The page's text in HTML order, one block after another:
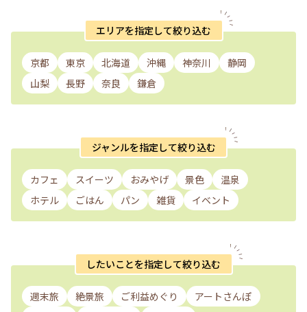
エリアを指定して絞り込む
京都 東京 北海道 沖縄 神奈川
静岡
山梨
長野 奈良 鎌倉
ジャンルを指定して絞り込む
カフェ スイーツ おみやげ 景色
温泉
ホテル
ごはん パン 雑貨 イベント
したいことを指定して絞り込む
週末旅 絶景旅 ご利益めぐり
アートさんぽ